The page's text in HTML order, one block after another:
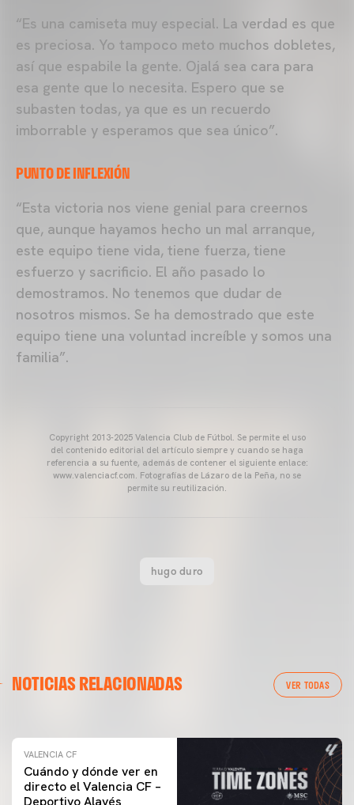
“Es una camiseta muy especial. La verdad es que
es preciosa. Yo tampoco meto muchos dobletes,
así que espabile la gente. Ojalá sea cara para
esa gente que lo necesita. Espero que se
subasten todas, ya que es un recuerdo
imborrable y esperamos que sea único”.
PUNTO DE INFLEXIÓN
“Esta victoria nos viene genial para creernos
que, aunque hayamos hecho un mal arranque,
este equipo tiene vida, tiene fuerza, tiene
esfuerzo y sacrificio. El año pasado lo
demostramos. No tenemos que dudar de
nosotros mismos. Se ha demostrado que este
equipo tiene una voluntad increíble y somos una
familia”.
Copyright 2013-2025 Valencia Club de Fútbol. Se permite el uso
del contenido editorial del artículo siempre y cuando se haga
referencia a su fuente, además de contener el siguiente enlace:
www.valenciacf.com. Fotografías de Lázaro de la Peña, no se
permite su reutilización.
hugo duro
NOTICIAS RELACIONADAS VER TODAS
ENTRENAMIENTO DEL VALENCIA CF 04/03/26
VALENCIA CF
Cuándo y dónde ver en
directo el Valencia CF –
Deportivo Alavés